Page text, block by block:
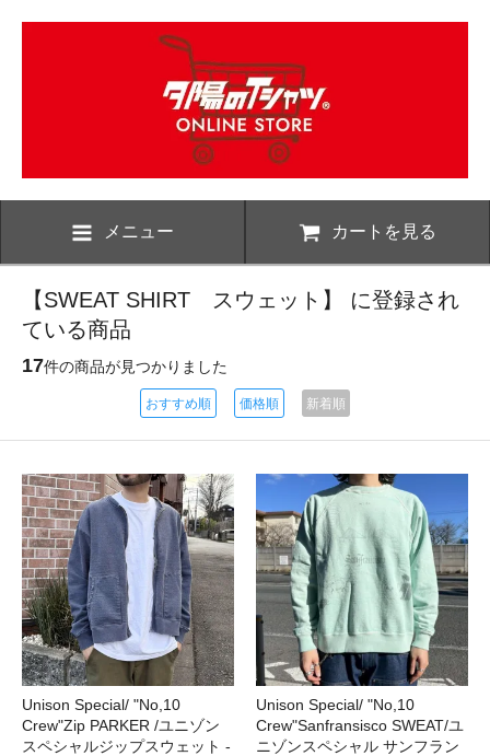
メニュー カートを見る
【SWEAT SHIRT スウェット】 に登録され
ている商品
17件の商品が見つかりました
おすすめ順 価格順 新着順
Unison Special/ "No,10
Crew"Zip PARKER /ユニゾン
スペシャルジップスウェット -
Unison Special/ "No,10
Crew"Sanfransisco SWEAT/ユ
ニゾンスペシャル サンフラン